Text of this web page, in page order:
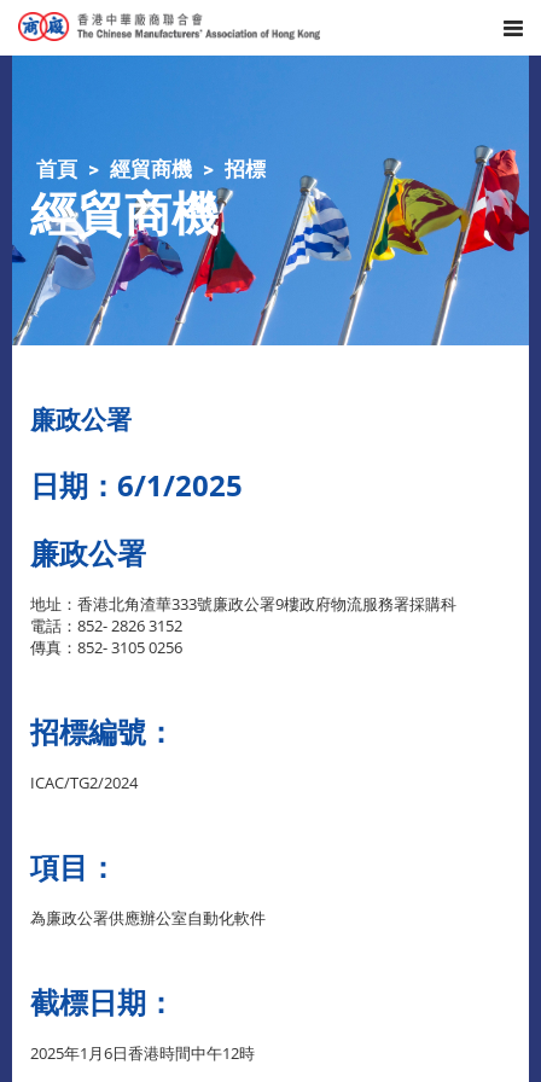
首頁 經貿商機 招標
經貿商機
廉政公署
日期：6/1/2025
廉政公署
地址：香港北角渣華333號廉政公署9樓政府物流服務署採購科
電話：852- 2826 3152
傳真：852- 3105 0256
招標編號：
ICAC/TG2/2024
項目：
為廉政公署供應辦公室自動化軟件
截標日期：
2025年1月6日香港時間中午12時